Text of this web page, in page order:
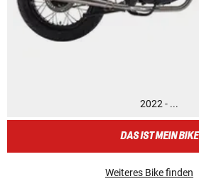
2022 - ...
DAS IST MEIN BIKE
Weiteres Bike finden